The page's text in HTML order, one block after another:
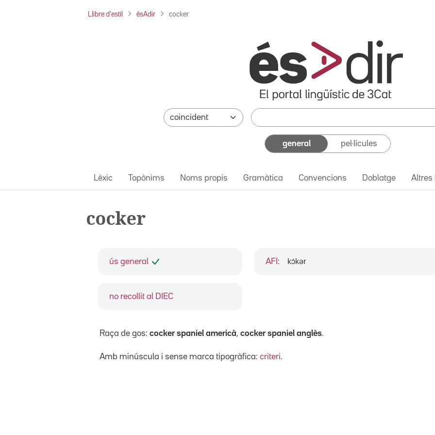
Llibre d'estil ésAdir cocker
general pel·lícules
Lèxic Topònims Noms propis Gramàtica Convencions Doblatge Altres
cocker
ús general
no recollit al DIEC
AFI : kɔ́kər
Raça de gos: cocker spaniel americà, cocker spaniel anglès.
Amb minúscula i sense marca tipogràfica: criteri.